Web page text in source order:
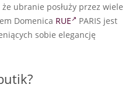
ubranie posłuży przez wiele
Domenica RUE
PARIS jest
sobie elegancję